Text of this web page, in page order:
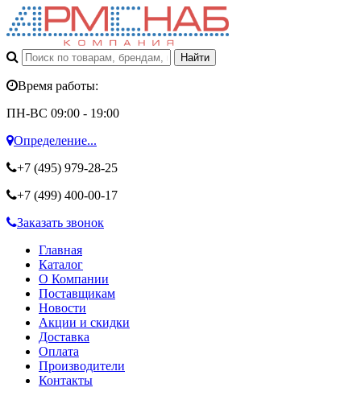
Время работы:
ПН-ВС 09:00 - 19:00
Определение...
+7 (495) 979-28-25
+7 (499) 400-00-17
Заказать звонок
Главная
Каталог
О Компании
Поставщикам
Новости
Акции и скидки
Доставка
Оплата
Производители
Контакты